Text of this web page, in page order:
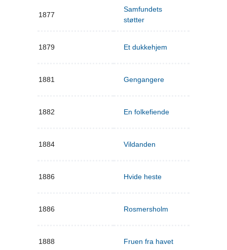
1877
Samfundets
støtter
1879 Et dukkehjem
1881 Gengangere
1882 En folkefiende
1884 Vildanden
1886 Hvide heste
1886 Rosmersholm
1888 Fruen fra havet